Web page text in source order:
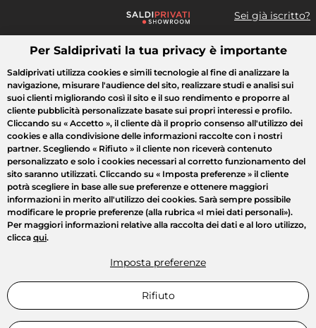
Sei già iscritto?
Cosa cerchi?
Tutte le vendite Moda Casa Bellezza Elettrodomestici
Per Saldiprivati la tua privacy è importante
Saldiprivati utilizza cookies e simili tecnologie al fine di analizzare la
navigazione, misurare l'audience del sito, realizzare studi e analisi sui
suoi clienti migliorando così il sito e il suo rendimento e proporre al
cliente pubblicità personalizzate basate sui propri interessi e profilo.
Cliccando su « Accetto », il cliente dà il proprio consenso all'utilizzo dei
cookies e alla condivisione delle informazioni raccolte con i nostri
partner. Scegliendo « Rifiuto » il cliente non riceverà contenuto
personalizzato e solo i cookies necessari al corretto funzionamento del
sito saranno utilizzati. Cliccando su « Imposta preferenze » il cliente
potrà scegliere in base alle sue preferenze e ottenere maggiori
informazioni in merito all'utilizzo dei cookies. Sarà sempre possibile
modificare le proprie preferenze (alla rubrica «I miei dati personali»).
Per maggiori informazioni relative alla raccolta dei dati e al loro utilizzo,
clicca qui.
Imposta preferenze
Rifiuto